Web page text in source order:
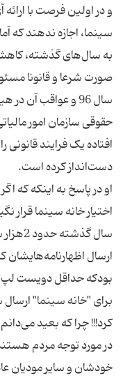
و در اولین فرصت با
سینما، اجازه ندهند که
به سال‌های گذشته،
صورت شرعا و قانونا
سال 96 و عواقب
حقوقی سازمان امور
افتاده یک فرایند
او در پاسخ به اینکه که
اختیار خانه سینما قرار
سال
ارسال اظهارنامه‌هایشان
بودکه حداقل دویست
برای "خانه سینما" ارسال
کرد!!! چرا که بعید
در مورد توجه مردم
خودشان و سایر مودیان